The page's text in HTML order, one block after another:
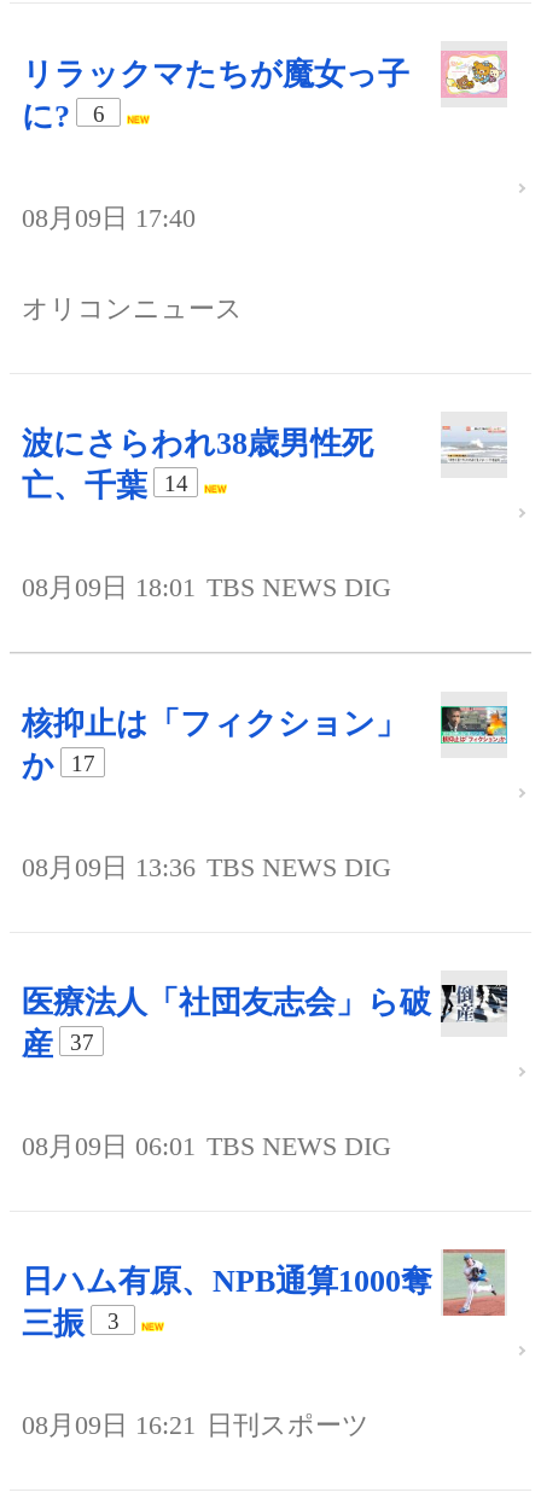
リラックマたちが魔女っ子
に?
6
08月09日 17:40
オリコンニュース
波にさらわれ38歳男性死
亡、千葉
14
08月09日 18:01 TBS NEWS DIG
核抑止は「フィクション」
か
17
08月09日 13:36 TBS NEWS DIG
医療法人「社団友志会」ら破
産
37
08月09日 06:01 TBS NEWS DIG
日ハム有原、NPB通算1000奪
三振
3
08月09日 16:21 日刊スポーツ